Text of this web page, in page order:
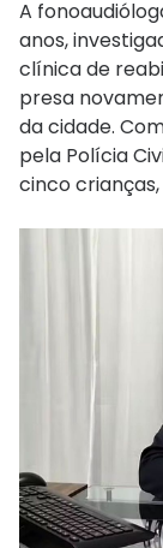
A
anos,
clínica de
presa
da cidade.
pela Polícia
cinco